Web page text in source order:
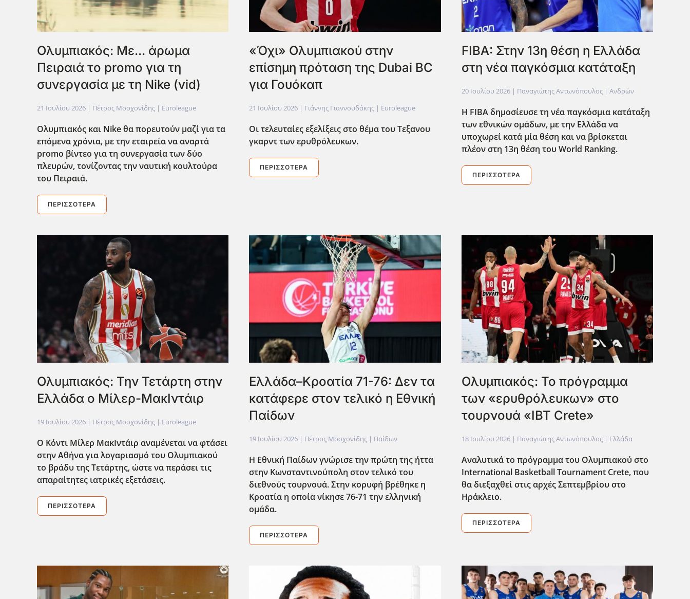
Ολυμπιακός: Με... άρωμα
Πειραιά το promo για τη
συνεργασία με τη Nike (vid)
21 Ιουλίου 2026 | Πέτρος Μοσχονίδης | Euroleague
Ολυμπιακ΄ος και Nike θα πορευτούν μαζί για τα
επόμενα χρόνια, με την εταιρεία να αναρτά
promo βίντεο για τη συνεργασία των δύο
πλευρών, τονίζοντας την ναυτική κουλτο΄υρα
του Πειραιά.
ΠΕΡΙΣΣΌΤΕΡΑ
«Όχι» Ολυμπιακού στην
επίσημη πρόταση της Dubai BC
για Γουόκαπ
21 Ιουλίου 2026 | Γιάννης Γιαννουδάκης | Euroleague
Οι τελευταίες εξελίξεις στο θέμα του Τεξανου
γκαρντ των ερυθρόλευκων.
ΠΕΡΙΣΣΌΤΕΡΑ
FIBA: Στην 13η θέση η Ελλάδα
στη νέα παγκόσμια κατάταξη
20 Ιουλίου 2026| Παναγιώτης Αντωνόπουλος | Ανδρών
Η FIBA δημοσίευσε τη νέα παγκόσμια κατάταξη
των εθνικών ομάδων, με την Ελλάδα να
υποχωρεί κατά μία θέση και να βρίσκεται
πλέον στη 13η θέση του World Ranking.
ΠΕΡΙΣΣΌΤΕΡΑ
Ολυμπιακός: Την Τετάρτη στην
Ελλάδα ο Μίλερ-ΜακΙντάιρ
19 Ιουλίου 2026 | Πέτρος Μοσχονίδης | Euroleague
Ο Κόντι Μίλερ ΜακΙντάιρ αναμένεται να φτάσει
στην Αθ΄ηνα για λογαριασμό του Ολυμπιακού
το βράδυ της Τετάρτης, ώστε να περάσει τις
απαραίτητες ιατρικές εξετάσεις.
ΠΕΡΙΣΣΌΤΕΡΑ
Ελλάδα–Κροατία 71-76: Δεν τα
κατάφερε στον τελικό η Εθνική
Παίδων
19 Ιουλίου 2026 | Πέτρος Μοσχονίδης | Παίδων
Η Εθνική Παίδων γνώρισε την πρώτη της ήττα
στην Κωνσταντινούπολη στον τελικό του
διεθνούς τουρνουά. Στην κορυφή βρέθηκε η
Κροατία η οποία νίκησε 76-71 την ελληνική
ομάδα.
ΠΕΡΙΣΣΌΤΕΡΑ
Ολυμπιακός: Το πρόγραμμα
των «ερυθρόλευκων» στο
τουρνουά «IBT Crete»
18 Ιουλίου 2026| Παναγιώτης Αντωνόπουλος | Ελλάδα
Αναλυτικά το πρόγραμμα του Ολυμπιακού στο
International Basketball Tournament Crete, που
θα διεξαχθεί στις αρχές Σεπτεμβρίου στο
Ηράκλειο.
ΠΕΡΙΣΣΌΤΕΡΑ